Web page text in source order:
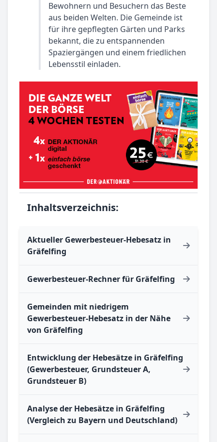
Bewohnern und Besuchern das Beste
aus beiden Welten. Die Gemeinde ist
für ihre gepflegten Gärten und Parks
bekannt, die zu entspannenden
Spaziergängen und einem friedlichen
Lebensstil einladen.
Inhaltsverzeichnis:
Aktueller Gewerbesteuer-Hebesatz in
Gräfelfing
Gewerbesteuer-Rechner für Gräfelfing
Gemeinden mit niedrigem
Gewerbesteuer-Hebesatz in der Nähe
von Gräfelfing
Entwicklung der Hebesätze in Gräfelfing
(Gewerbesteuer, Grundsteuer A,
Grundsteuer B)
Analyse der Hebesätze in Gräfelfing
(Vergleich zu Bayern und Deutschland)